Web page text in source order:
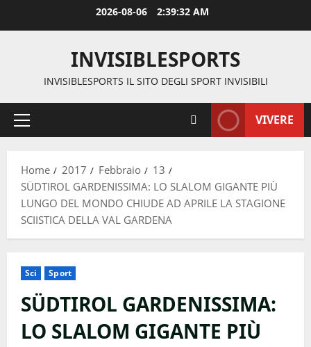
2026-08-06 2:39:32 AM
INVISIBLESPORTS
INVISIBLESPORTS IL SITO DEGLI SPORT INVISIBILI
Menu
VIVERE
Home 2017 Febbraio
13
SÜDTIROL GARDENISSIMA: LO SLALOM GIGANTE PIÙ
LUNGO DEL MONDO CHIUDE AD APRILE LA STAGIONE
SCIISTICA DELLA VAL GARDENA
Sci Sport
SÜDTIROL GARDENISSIMA:
LO SLALOM GIGANTE PIÙ